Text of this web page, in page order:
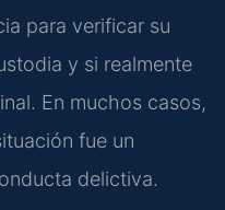
para verificar su
y si realmente
En muchos casos,
fue un
delictiva.